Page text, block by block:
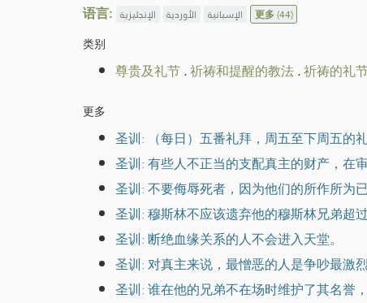
语言: الإنجليزية الأوردية الإسبانية 更多(44)
类别
尊贵及礼节.祈祷和提醒的教法.祈祷的礼
更多
圣训: （每日）五番礼拜，周五至下周五的
圣训: 有些人不正当的支配真主的财产，在
圣训: 不要侮辱死者，因为他们的所作所为
圣训: 穆斯林不应该遗弃他的穆斯林兄弟超
圣训: 断绝血缘关系的人不会进入天堂。
圣训: 对真主来说，最憎恶的人是争吵最激烈
圣训: 谁在他的兄弟不在场时维护了其名誉